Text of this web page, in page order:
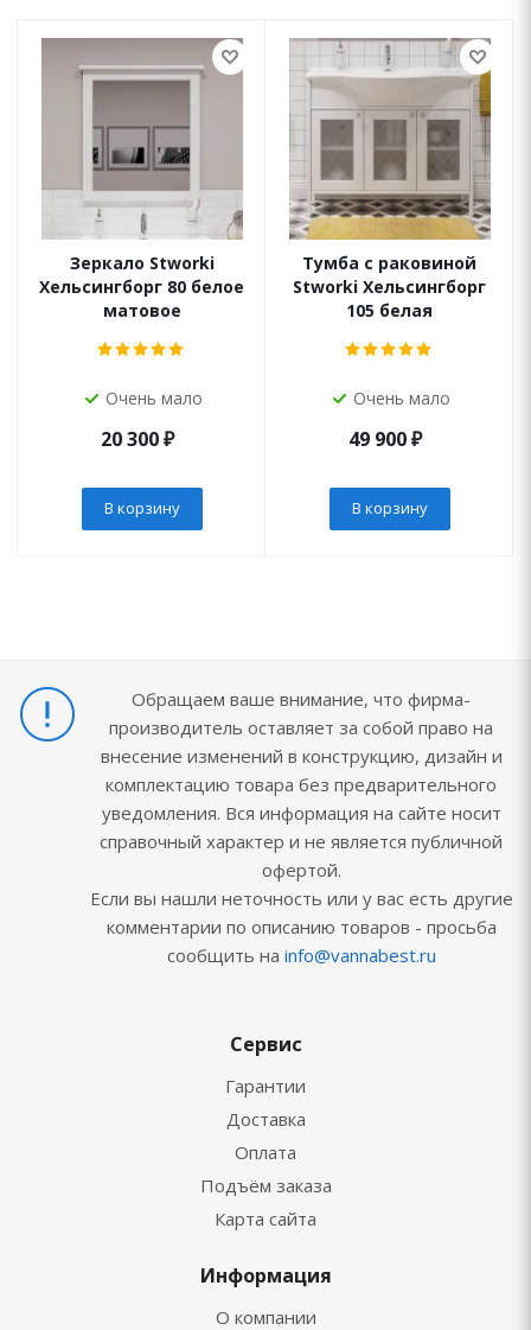
Зеркало Stworki
Хельсингборг 80 белое
матовое
Очень мало
20 300₽
В корзину
Тумба с раковиной
Stworki Хельсингборг
105 белая
Очень мало
49 900₽
В корзину
Обращаем ваше внимание, что фирма-
производитель оставляет за собой право на
внесение изменений в конструкцию, дизайн и
комплектацию товара без предварительного
уведомления. Вся информация на сайте носит
справочный характер и не является публичной
офертой.
Если вы нашли неточность или у вас есть другие
комментарии по описанию товаров - просьба
сообщить на info@vannabest.ru
Сервис
Гарантии
Доставка
Оплата
Подъём заказа
Карта сайта
Информация
О компании